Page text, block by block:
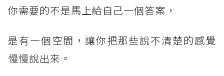
你需要的不是馬上給自己一個答案，
是有一個空間，讓你把那些說不清楚的感覺
慢慢說出來。